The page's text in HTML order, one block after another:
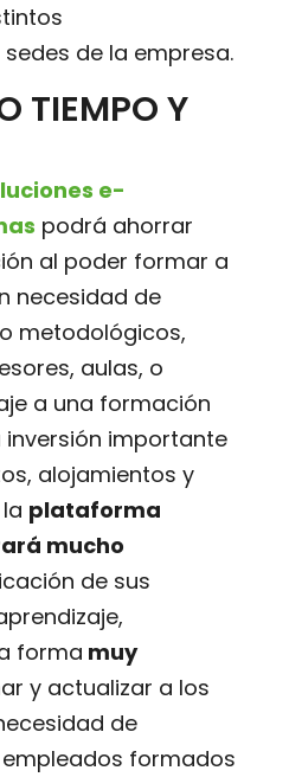
de la empresa.
TIEMPO Y
e-
podrá ahorrar
al poder formar a
necesidad de
metodológicos,
aulas, o
a una formación
importante
alojamientos y
plataforma
mucho
de sus
forma muy
y actualizar a los
de
formados